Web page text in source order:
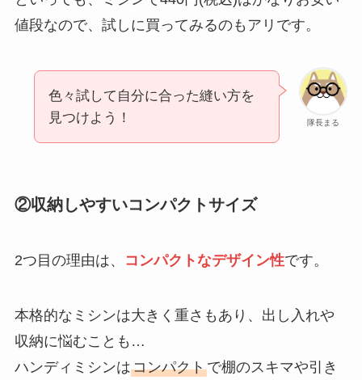
値段なので、試しに買ってみるのもアリです。
隊長まる
色々試して自分に合った縫い方を
見つけよう！
②収納しやすいコンパクトサイズ
2つ目の理由は、 コンパクトなデザイン性です。
本格的なミシンは大きく重さもあり、出し入れや
収納に悩むことも…
ハンディミシンはコンパクトで棚のスキマや引き